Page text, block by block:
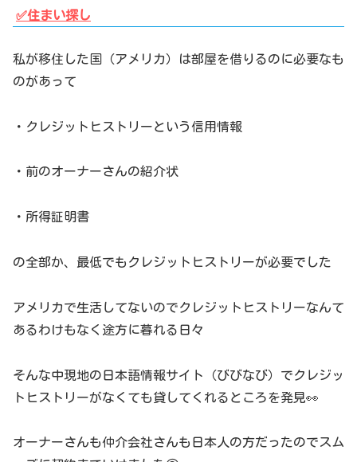
✅住まい探し
私が移住した国（アメリカ）は部屋を借りるのに必要なも
のがあって
・クレジットヒストリーという信用情報
・前のオーナーさんの紹介状
・所得証明書
の全部か、最低でもクレジットヒストリーが必要でした
アメリカで生活してないのでクレジットヒストリーなんて
あるわけもなく途方に暮れる日々
そんな中現地の日本語情報サイト（びびなび）でクレジッ
トヒストリーがなくても貸してくれるところを発見👀
オーナーさんも仲介会社さんも日本人の方だったのでスム